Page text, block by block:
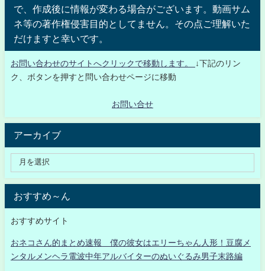
で、作成後に情報が変わる場合がございます。動画サム
ネ等の著作権侵害目的としてません。その点ご理解いた
だけますと幸いです。
お問い合わせのサイトへクリックで移動します。
↓下記のリン
ク、ボタンを押すと問い合わせページに移動
お問い合せ
アーカイブ
おすすめ～ん
おすすめサイト
おネコさん的まとめ速報 僕の彼女はエリーちゃん人形！豆腐メ
ンタルメンヘラ電波中年アルバイターのぬいぐるみ男子末路編